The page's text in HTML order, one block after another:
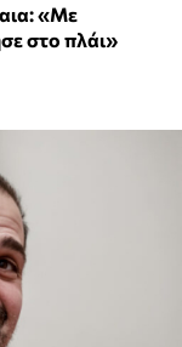
«Με
στο πλάι»